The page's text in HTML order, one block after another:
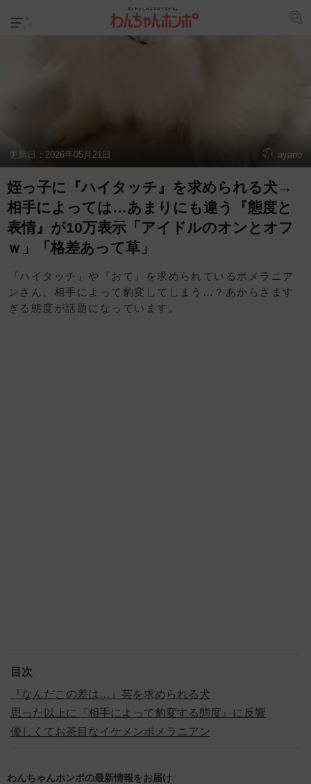
更新日： 2026年05月21日 ayano
姪っ子に『ハイタッチ』を求められる犬→
相手によっては…あまりにも違う『態度と
表情』が10万表示「アイドルのオンとオフ
ｗ」「格差あって草」
『ハイタッチ』や『おて』を求められているポメラニア
ンさん。相手によって豹変してしまう…？あからさます
ぎる態度が話題になっています。
目次
『なんだこの差は…』芸を求められる犬
思った以上に『相手によって豹変する態度』に反響
優しくてお茶目なイケメンポメラニアン
わんちゃんホンポの最新情報をお届け